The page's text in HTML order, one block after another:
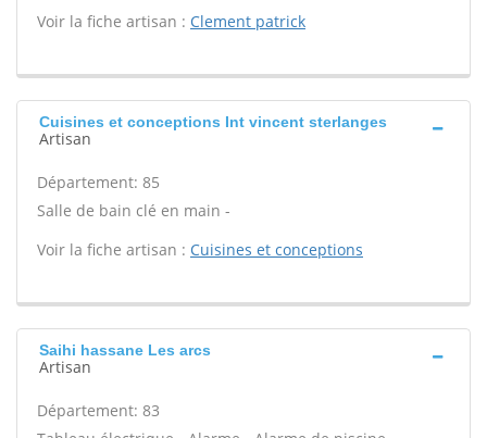
Voir la fiche artisan : Clement patrick
Cuisines et conceptions Int vincent sterlanges
Artisan
Département: 85
Salle de bain clé en main -
Voir la fiche artisan : Cuisines et conceptions
Saihi hassane Les arcs
Artisan
Département: 83